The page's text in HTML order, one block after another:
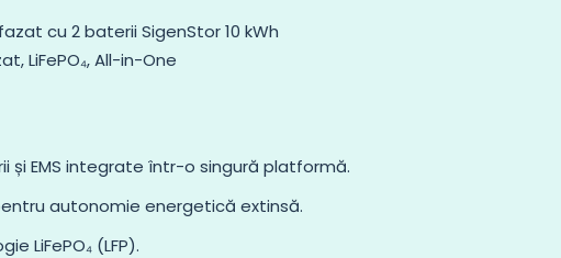
cu 2 baterii SigenStor 10 kWh
LiFePO₄, All-in-One
și EMS integrate într-o singură platformă.
autonomie energetică extinsă.
LiFePO₄ (LFP).